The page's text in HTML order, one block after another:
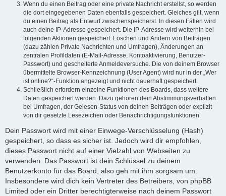
Wenn du einen Beitrag oder eine private Nachricht erstellst, so werden
die dort eingegebenen Daten ebenfalls gespeichert. Gleiches gilt, wenn
du einen Beitrag als Entwurf zwischenspeicherst. In diesen Fällen wird
auch deine IP-Adresse gespeichert. Die IP-Adresse wird weiterhin bei
folgenden Aktionen gespeichert: Löschen und Ändern von Beiträgen
(dazu zählen Private Nachrichten und Umfragen), Änderungen an
zentralen Profildaten (E-Mail-Adresse, Kontoaktivierung, Benutzer-
Passwort) und gescheiterte Anmeldeversuche. Die von deinem Browser
übermittelte Browser-Kennzeichnung (User Agent) wird nur in der „Wer
ist online?“-Funktion angezeigt und nicht dauerhaft gespeichert.
Schließlich erfordern einzelne Funktionen des Boards, dass weitere
Daten gespeichert werden. Dazu gehören dein Abstimmungsverhalten
bei Umfragen, der Gelesen-Status von deinen Beiträgen oder explizit
von dir gesetzte Lesezeichen oder Benachrichtigungsfunktionen.
Dein Passwort wird mit einer Einwege-Verschlüsselung (Hash)
gespeichert, so dass es sicher ist. Jedoch wird dir empfohlen,
dieses Passwort nicht auf einer Vielzahl von Webseiten zu
verwenden. Das Passwort ist dein Schlüssel zu deinem
Benutzerkonto für das Board, also geh mit ihm sorgsam um.
Insbesondere wird dich kein Vertreter des Betreibers, von phpBB
Limited oder ein Dritter berechtigterweise nach deinem Passwort